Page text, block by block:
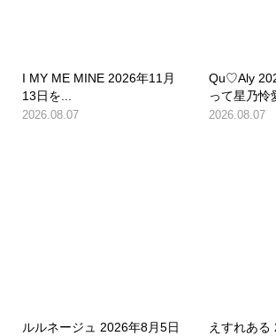
I MY ME MINE 2026年11月
13日を...
2026.08.07
Qu♡Aly
って星乃怜
2026.08.07
ルルネージュ 2026年8月5日
えすれある